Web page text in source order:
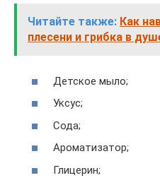
Читайте также: Как
плесени и грибка в
Детское мыло;
Уксус;
Сода;
Ароматизатор;
Глицерин;